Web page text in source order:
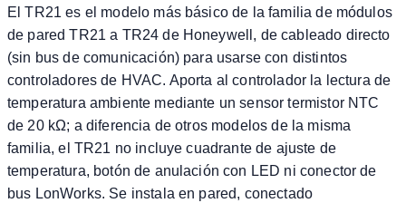
El TR21 es el modelo más básico de la familia de módulos
de pared TR21 a TR24 de Honeywell, de cableado directo
(sin bus de comunicación) para usarse con distintos
controladores de HVAC. Aporta al controlador la lectura de
temperatura ambiente mediante un sensor termistor NTC
de 20 kΩ; a diferencia de otros modelos de la misma
familia, el TR21 no incluye cuadrante de ajuste de
temperatura, botón de anulación con LED ni conector de
bus LonWorks. Se instala en pared, conectado